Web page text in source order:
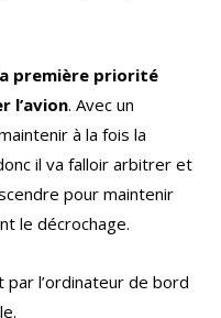
première priorité
l’avion. Avec un
à la fois la
il va falloir arbitrer et
pour maintenir
le décrochage.
l’ordinateur de bord